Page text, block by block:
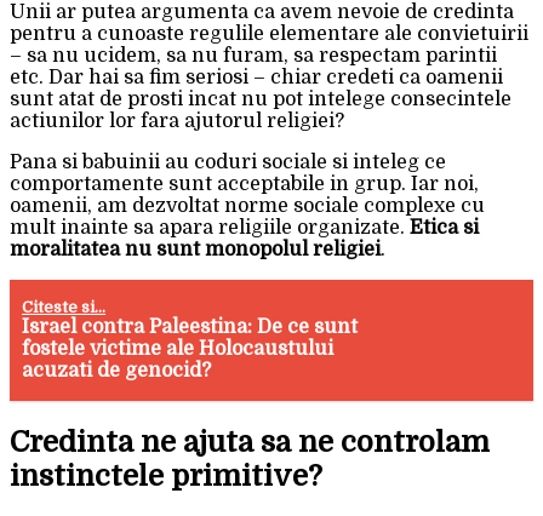
Unii ar putea argumenta ca avem nevoie de credinta
pentru a cunoaste regulile elementare ale convietuirii
– sa nu ucidem, sa nu furam, sa respectam parintii
etc. Dar hai sa fim seriosi – chiar credeti ca oamenii
sunt atat de prosti incat nu pot intelege consecintele
actiunilor lor fara ajutorul religiei?
Pana si babuinii au coduri sociale si inteleg ce
comportamente sunt acceptabile in grup. Iar noi,
oamenii, am dezvoltat norme sociale complexe cu
mult inainte sa apara religiile organizate. Etica si
moralitatea nu sunt monopolul religiei.
Citeste si...
Israel contra Paleestina: De ce sunt
fostele victime ale Holocaustului
acuzati de genocid?
Credinta ne ajuta sa ne controlam
instinctele primitive?